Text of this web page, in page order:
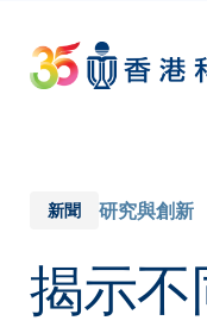
main
content
新聞 研究與創新
揭示